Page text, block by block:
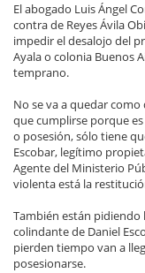
El abogado Luis Ángel
contra de Reyes Ávila
impedir el desalojo del
Ayala o colonia Buenos
temprano.
No se va a quedar
que cumplirse porque
o posesión, sólo tiene
Escobar, legítimo
Agente del Ministerio
violenta está la
También están pidiendo
colindante de Daniel
pierden tiempo van a
posesionarse.